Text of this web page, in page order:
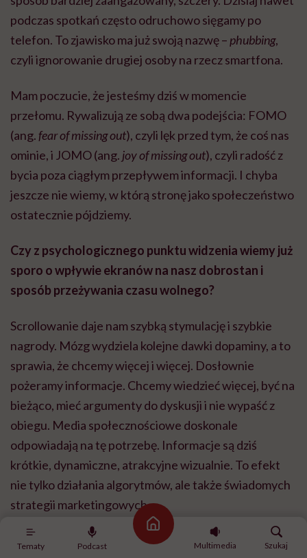
Tematy Podcast
Strona główna
Multimedia
Szukaj
podczas spotkań często odruchowo sięgamy po
telefon. To zjawisko ma już swoją nazwę –phubbing,
czyli ignorowanie drugiej osoby na rzecz smartfona.
Mam poczucie, że jesteśmy dziś w momencie
przełomu. Rywalizują ze sobą dwa podejścia: FOMO
(ang.fear of missing out), czyli lęk przed tym, że coś nas
ominie, i JOMO (ang. joy of missing out), czyli radość z
bycia poza ciągłym przepływem informacji. I chyba
jeszcze nie wiemy, w którą stronę jako społeczeństwo
ostatecznie pójdziemy.
Czy z psychologicznego punktu widzenia wiemy już
sporo o wpływie ekranów na nasz dobrostan i
sposób przeżywania czasu wolnego?
Scrollowanie daje nam szybką stymulację i szybkie
nagrody. Mózg wydziela kolejne dawki dopaminy, a to
sprawia, że chcemy więcej i więcej. Dosłownie
pożeramy informacje. Chcemy wiedzieć więcej, być na
bieżąco, mieć argumenty do dyskusji i nie wypaść z
obiegu. Media społecznościowe doskonale
odpowiadają na tę potrzebę. Informacje są dziś
krótkie, dynamiczne, atrakcyjne wizualnie. To efekt
nie tylko działania algorytmów, ale także świadomych
strategii marketingowych.
Wiele młodych osób spędza dziś długie godziny na